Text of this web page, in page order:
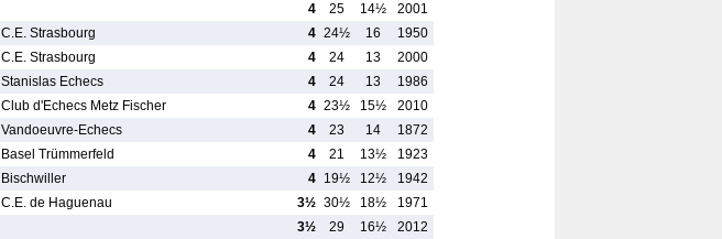
4 25 14½
2001
C.E. Strasbourg 4 24½ 16
1950
C.E. Strasbourg 4 24 13
2000
Stanislas Echecs 4 24 13
1986
Club d'Echecs Metz Fischer 4 23½ 15½
2010
Vandoeuvre-Echecs 4 23 14
1872
Basel Trümmerfeld 4 21 13½
1923
Bischwiller 4 19½ 12½
1942
C.E. de Haguenau 3½ 30½ 18½
1971
3½ 29 16½
2012